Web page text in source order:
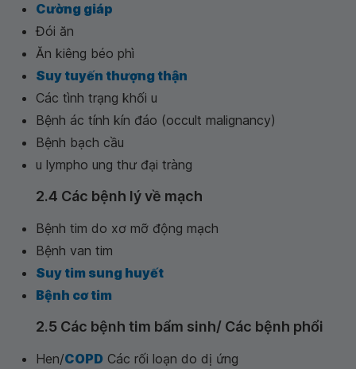
Cường giáp
Đói ăn
Ăn kiêng béo phì
Suy tuyến thượng thận
Các tình trạng khối u
Bệnh ác tính kín đáo (occult malignancy)
Bệnh bạch cầu
u lympho ung thư đại tràng
2.4 Các bệnh lý về mạch
Bệnh tim do xơ mỡ động mạch
Bệnh van tim
Suy tim sung huyết
Bệnh cơ tim
2.5 Các bệnh tim bẩm sinh/ Các bệnh phổi
Hen/COPD Các rối loạn do dị ứng